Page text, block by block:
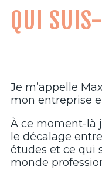
QUI
Je m’appelle
mon entreprise
À ce moment-là
le décalage
études et ce qui
monde